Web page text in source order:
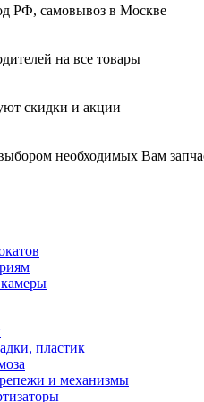
РФ, самовывоз в Москве
на все товары
скидки и акции
необходимых Вам
пластик
и механизмы